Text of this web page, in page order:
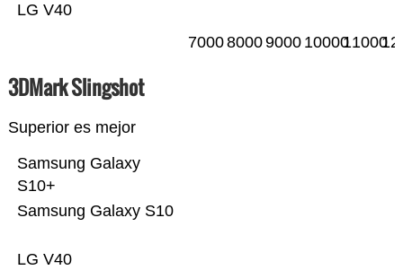
LG V40
700080009000 1000011000
3DMark Slingshot
Superior es mejor
LG V40
Samsung Galaxy S10
Samsung Galaxy
S10+